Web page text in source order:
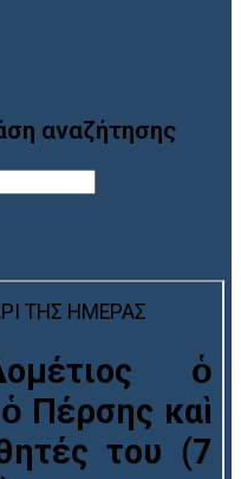
αναζήτησης